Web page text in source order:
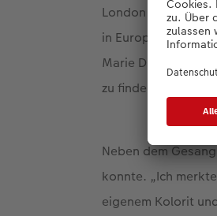
London ist
in Europa.
Marie D. – sie war
zu finden.
Neben dem
konnte. „Ich
eigenem Kolorit